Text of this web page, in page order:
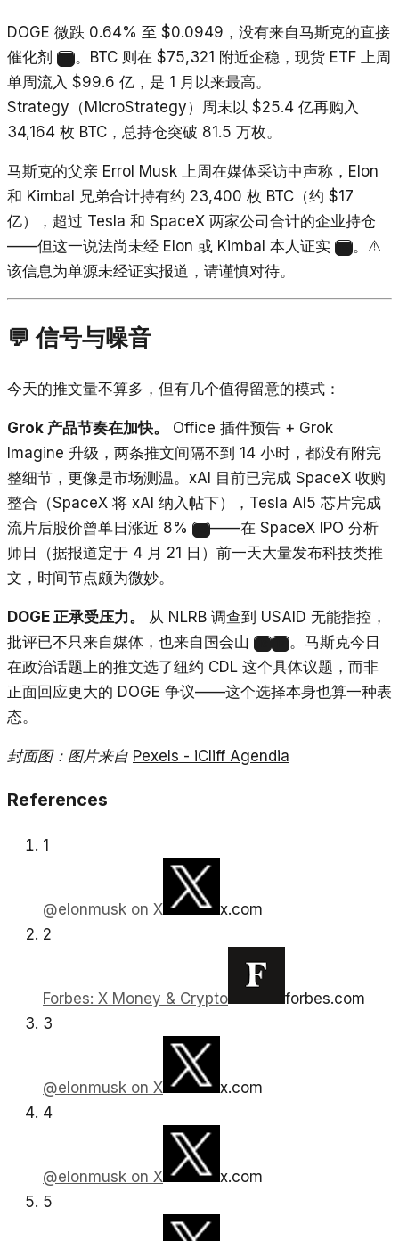
DOGE 微跌 0.64% 至 $0.0949，没有来自马斯克的直接
催化剂
。BTC 则在 $75,321 附近企稳，现货 ETF 上周
单周流入 $99.6 亿，是 1 月以来最高。
Strategy（MicroStrategy）周末以 $25.4 亿再购入
34,164 枚 BTC，总持仓突破 81.5 万枚。
马斯克的父亲 Errol Musk 上周在媒体采访中声称，Elon
和 Kimbal 兄弟合计持有约 23,400 枚 BTC（约 $17
亿），超过 Tesla 和 SpaceX 两家公司合计的企业持仓
——但这一说法尚未经 Elon 或 Kimbal 本人证实
。⚠️
该信息为单源未经证实报道，请谨慎对待。
💬 信号与噪音
今天的推文量不算多，但有几个值得留意的模式：
Grok 产品节奏在加快。
Office 插件预告 + Grok
Imagine 升级，两条推文间隔不到 14 小时，都没有附完
整细节，更像是市场测温。xAI 目前已完成 SpaceX 收购
整合（SpaceX 将 xAI 纳入帖下），Tesla AI5 芯片完成
流片后股价曾单日涨近 8%
——在 SpaceX IPO 分析
师日（据报道定于 4 月 21 日）前一天大量发布科技类推
文，时间节点颇为微妙。
DOGE 正承受压力。
从 NLRB 调查到 USAID 无能指控，
批评已不只来自媒体，也来自国会山
。马斯克今日
在政治话题上的推文选了纽约 CDL 这个具体议题，而非
正面回应更大的 DOGE 争议——这个选择本身也算一种表
态。
封面图：图片来自 Pexels - iCliff Agendia
References
1
@elonmusk on X
x.com
2
Forbes: X Money & Crypto
forbes.com
3
@elonmusk on X
x.com
4
@elonmusk on X
x.com
5